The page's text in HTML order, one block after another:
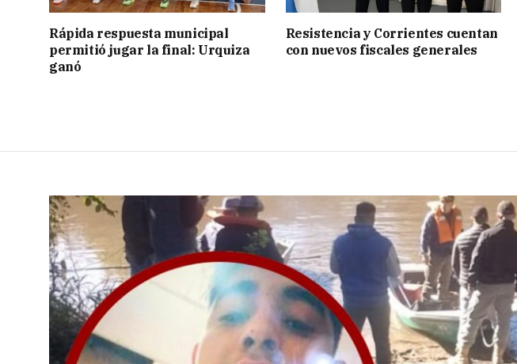
Rápida respuesta municipal
permitió jugar la final: Urquiza
ganó
Resistencia y Corrientes cuentan
con nuevos fiscales generales